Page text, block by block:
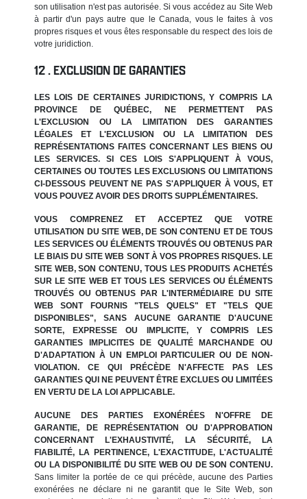
son utilisation n'est pas autorisée. Si vous accédez au Site Web
à partir d'un pays autre que le Canada, vous le faites à vos
propres risques et vous êtes responsable du respect des lois de
votre juridiction.
EXCLUSION DE GARANTIES
LES LOIS DE CERTAINES JURIDICTIONS, Y COMPRIS LA
PROVINCE DE QUÉBEC, NE PERMETTENT PAS
L'EXCLUSION OU LA LIMITATION DES GARANTIES
LÉGALES ET L'EXCLUSION OU LA LIMITATION DES
REPRÉSENTATIONS FAITES CONCERNANT LES BIENS OU
LES SERVICES. SI CES LOIS S'APPLIQUENT À VOUS,
CERTAINES OU TOUTES LES EXCLUSIONS OU LIMITATIONS
CI-DESSOUS PEUVENT NE PAS S'APPLIQUER À VOUS, ET
VOUS POUVEZ AVOIR DES DROITS SUPPLÉMENTAIRES.
VOUS COMPRENEZ ET ACCEPTEZ QUE VOTRE
UTILISATION DU SITE WEB, DE SON CONTENU ET DE TOUS
LES SERVICES OU ÉLÉMENTS TROUVÉS OU OBTENUS PAR
LE BIAIS DU SITE WEB SONT À VOS PROPRES RISQUES. LE
SITE WEB, SON CONTENU, TOUS LES PRODUITS ACHETÉS
SUR LE SITE WEB ET TOUS LES SERVICES OU ÉLÉMENTS
TROUVÉS OU OBTENUS PAR L'INTERMÉDIAIRE DU SITE
WEB SONT FOURNIS "TELS QUELS" ET "TELS QUE
DISPONIBLES", SANS AUCUNE GARANTIE D'AUCUNE
SORTE, EXPRESSE OU IMPLICITE, Y COMPRIS LES
GARANTIES IMPLICITES DE QUALITÉ MARCHANDE OU
D'ADAPTATION À UN EMPLOI PARTICULIER OU DE NON-
VIOLATION. CE QUI PRÉCÈDE N'AFFECTE PAS LES
GARANTIES QUI NE PEUVENT ÊTRE EXCLUES OU LIMITÉES
EN VERTU DE LA LOI APPLICABLE.
AUCUNE DES PARTIES EXONÉRÉES N'OFFRE DE
GARANTIE, DE REPRÉSENTATION OU D'APPROBATION
CONCERNANT L'EXHAUSTIVITÉ, LA SÉCURITÉ, LA
FIABILITÉ, LA PERTINENCE, L'EXACTITUDE, L'ACTUALITÉ
OU LA DISPONIBILITÉ DU SITE WEB OU DE SON CONTENU.
Sans limiter la portée de ce qui précède, aucune des Parties
exonérées ne déclare ni ne garantit que le Site Web, son